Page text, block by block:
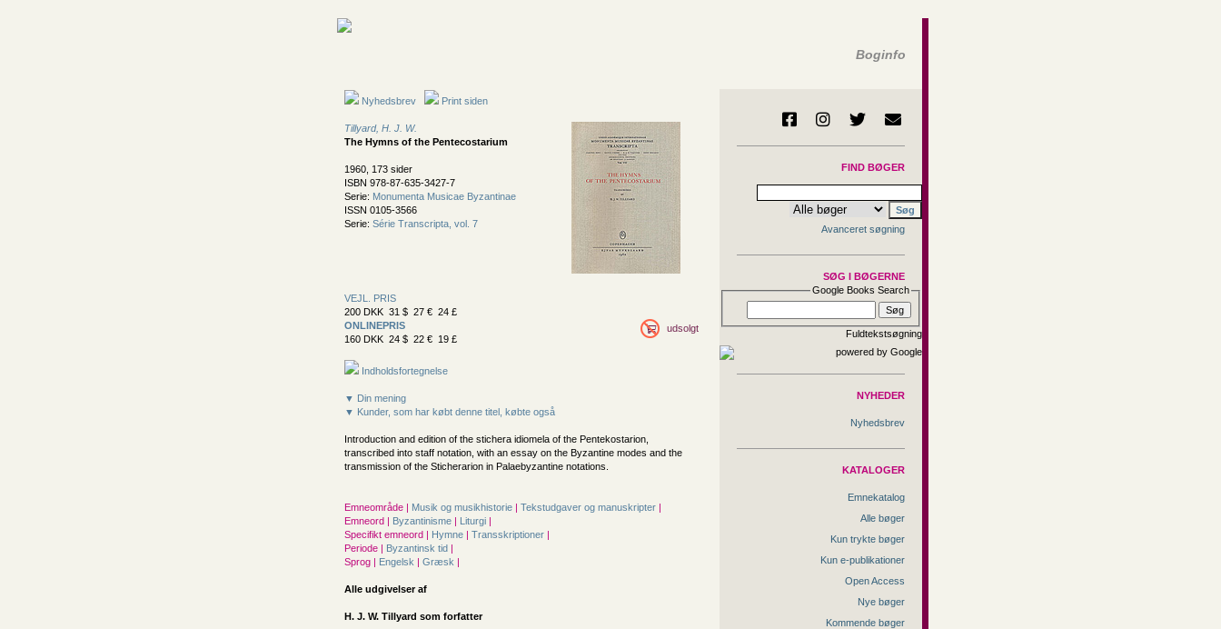
Boginfo
Nyhedsbrev Print siden
Tillyard, H. J. W.
The Hymns of the Pentecostarium
1960, 173 sider
ISBN 978-87-635-3427-7
Serie: Monumenta Musicae Byzantinae
ISSN 0105-3566
Serie: Série Transcripta, vol. 7
VEJL. PRIS
200 DKK 31 $ 27 € 24 £
ONLINEPRIS
160 DKK 24 $ 22 € 19 £
udsolgt
Indholdsfortegnelse
▼ Din mening
▼ Kunder, som har købt denne titel, købte også
Introduction and edition of the stichera idiomela of the Pentekostarion,
transcribed into staff notation, with an essay on the Byzantine modes and the
transmission of the Sticherarion in Palaebyzantine notations.
Emneområde | Musik og musikhistorie | Tekstudgaver og manuskripter |
Emneord | Byzantinisme | Liturgi |
Specifikt emneord | Hymne | Transskriptioner |
Periode | Byzantinsk tid |
Sprog | Engelsk | Græsk |
Alle udgivelser af
H. J. W. Tillyard som forfatter
FIND BØGER
Avanceret søgning
SØG I BØGERNE
Google Books Search
Fuldtekstsøgning
NYHEDER
Nyhedsbrev
KATALOGER
Emnekatalog
Alle bøger
Kun trykte bøger
Kun e-publikationer
Open Access
Nye bøger
Kommende bøger